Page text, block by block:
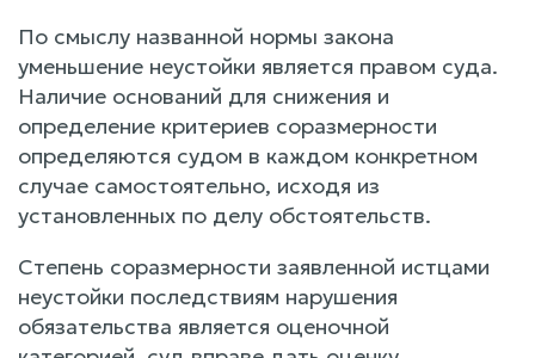
По смыслу названной нормы закона
уменьшение неустойки является правом суда.
Наличие оснований для снижения и
определение критериев соразмерности
определяются судом в каждом конкретном
случае самостоятельно, исходя из
установленных по делу обстоятельств.
Степень соразмерности заявленной истцами
неустойки последствиям нарушения
обязательства является оценочной